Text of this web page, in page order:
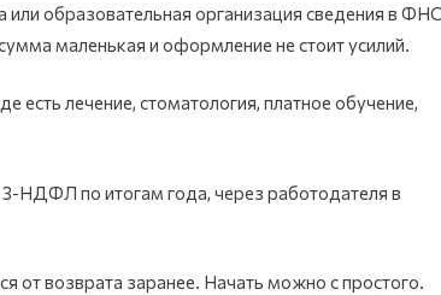
или образовательная организация сведения в
маленькая и оформление не стоит усилий.
есть лечение, стоматология, платное обучение,
НДФЛ по итогам года, через работодателя в
от возврата заранее. Начать можно с простого.